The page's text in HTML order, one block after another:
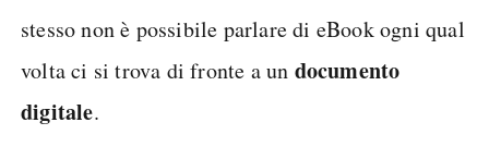
stesso non è possibile parlare di eBook ogni qual
volta ci si trova di fronte a un documento
digitale.